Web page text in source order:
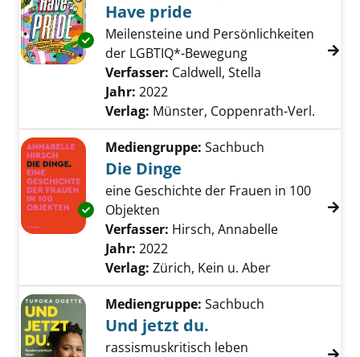
Exemplar-Details von Have pride anzeigen
Have pride
Meilensteine und Persönlichkeiten
der LGBTIQ*-Bewegung
Verfasser: Caldwell, Stella
Jahr: 2022
Verlag: Münster, Coppenrath-Verl.
Exemplar-Details von Die Dinge anzeigen
Mediengruppe: Sachbuch
Die Dinge
eine Geschichte der Frauen in 100
Objekten
Verfasser: Hirsch, Annabelle
Jahr: 2022
Verlag: Zürich, Kein u. Aber
Mediengruppe: Sachbuch
Und jetzt du.
rassismuskritisch leben